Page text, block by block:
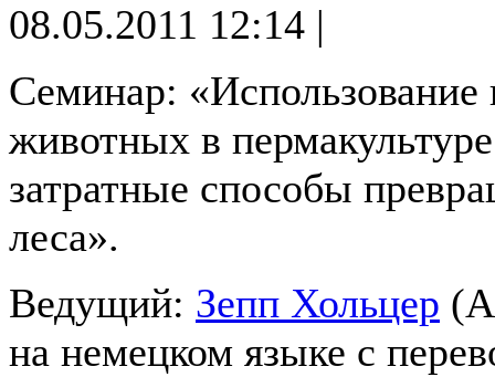
08.05.2011 12:14 |
Семинар: «Использование
животных в
затратные способы
леса».
Ведущий: Зепп Хольцер
на немецком языке с